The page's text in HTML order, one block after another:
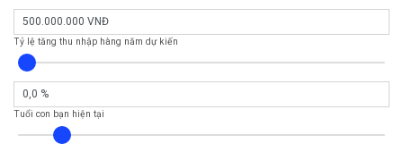
Tỷ lệ tăng thu nhập hàng năm dự kiến
Tuổi con bạn hiện tại